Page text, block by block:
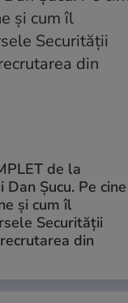
de la
Șucu. Pe cine
și cum îl
Securității
din